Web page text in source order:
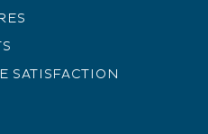
SATISFACTION